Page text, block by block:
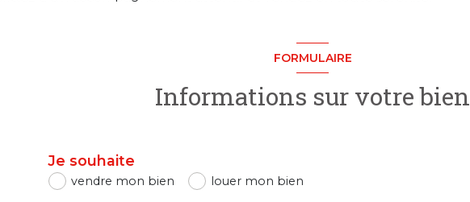
FORMULAIRE
Informations sur votre bien
Je souhaite
vendre mon bien louer mon bien